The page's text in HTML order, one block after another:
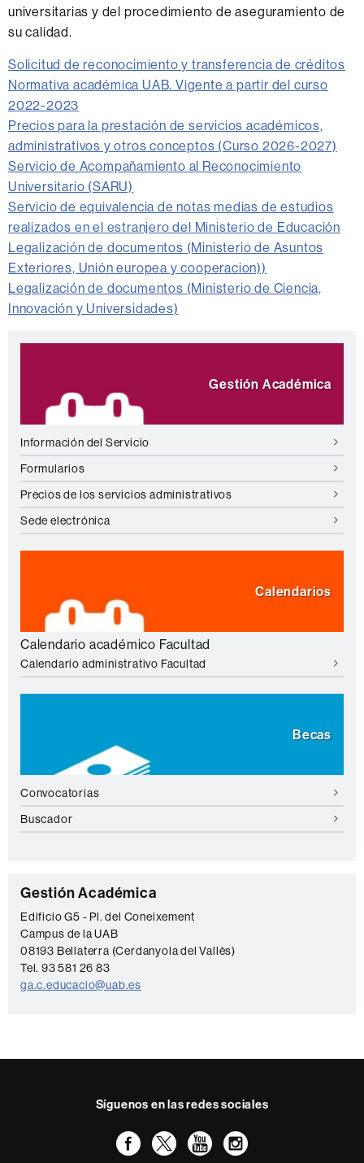
universitarias y del procedimiento de aseguramiento de
su calidad.
Solicitud de reconocimiento y transferencia de créditos
Normativa académica UAB. Vigente a partir del curso
2022-2023
Precios para la prestación de servicios académicos,
administrativos y otros conceptos (Curso 2026-2027)
Servicio de Acompañamiento al Reconocimiento
Universitario (SARU)
Servicio de equivalencia de notas medias de estudios
realizados en el estranjero del Ministerio de Educación
Legalización de documentos (Ministerio de Asuntos
Exteriores, Unión europea y cooperacion))
Legalización de documentos (Ministerio de Ciencia,
Innovación y Universidades)
Información
Destacamos
Gestión Académica
Información del Servicio
Formularios
Precios de los servicios administrativos
Sede electrónica
Calendarios
Calendario académico Facultad
Calendario administrativo Facultad
Becas
Convocatorias
Buscador
C
o
n
t
a
o
Gestión Académica
Edificio G5 - Pl. del Coneixement
Campus de la UAB
08193 Bellaterra (Cerdanyola del Vallès)
Tel. 93 581 26 83
ga.c.educacio@uab.es
Síguenos en las redes sociales
Facebook
TwitterYouTube
Instagram